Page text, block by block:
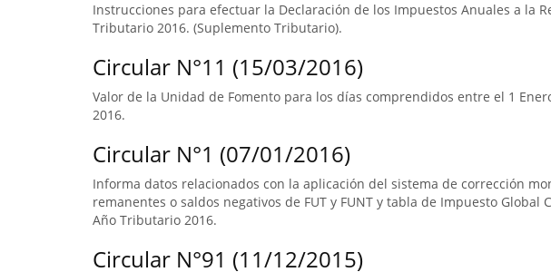
Instrucciones para efectuar la Declaración de los Impuestos Anuales a la
Tributario 2016. (Suplemento Tributario).
Circular N°11 (15/03/2016)
Valor de la Unidad de Fomento para los días comprendidos entre el 1
2016.
Circular N°1 (07/01/2016)
Informa datos relacionados con la aplicación del sistema de corrección
remanentes o saldos negativos de FUT y FUNT y tabla de Impuesto
Año Tributario 2016.
Circular N°91 (11/12/2015)